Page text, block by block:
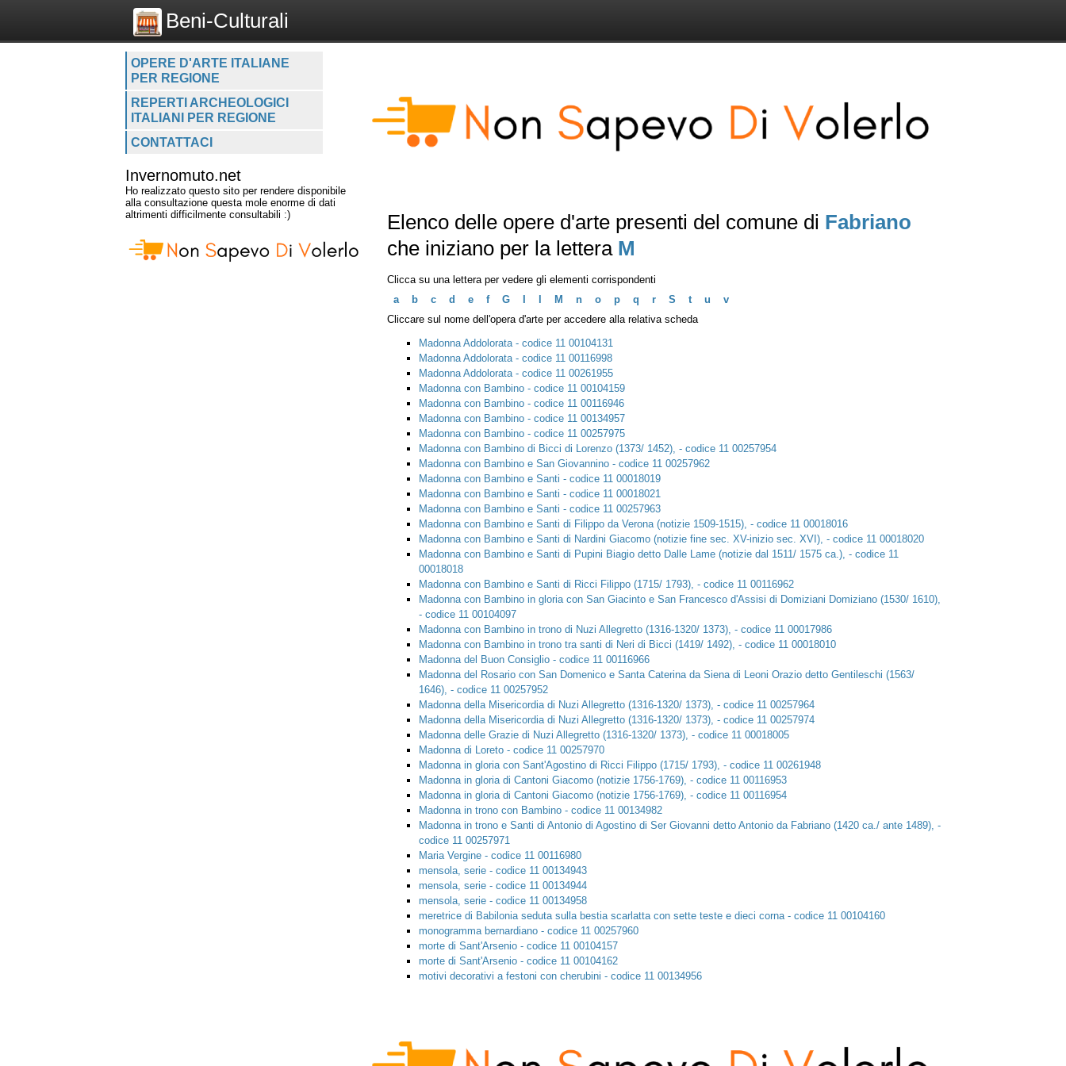
Beni-Culturali
OPERE D'ARTE ITALIANE
PER REGIONE
REPERTI ARCHEOLOGICI
ITALIANI PER REGIONE
CONTATTACI
Invernomuto.net
Ho realizzato questo sito per rendere disponibile
alla consultazione questa mole enorme di dati
altrimenti difficilmente consultabili :)
Elenco delle opere d'arte presenti del comune di Fabriano
che iniziano per la lettera M
Clicca su una lettera per vedere gli elementi corrispondenti
a
b c d e f G M n o p q r S t u
v
Cliccare sul nome dell'opera d'arte per accedere alla relativa scheda
Madonna Addolorata - codice 11 00104131
Madonna Addolorata - codice 11 00116998
Madonna Addolorata - codice 11 00261955
Madonna con Bambino - codice 11 00104159
Madonna con Bambino - codice 11 00116946
Madonna con Bambino - codice 11 00134957
Madonna con Bambino - codice 11 00257975
Madonna con Bambino di Bicci di Lorenzo (1373/ 1452), - codice 11 00257954
Madonna con Bambino e San Giovannino - codice 11 00257962
Madonna con Bambino e Santi - codice 11 00018019
Madonna con Bambino e Santi - codice 11 00018021
Madonna con Bambino e Santi - codice 11 00257963
Madonna con Bambino e Santi di Filippo da Verona (notizie 1509-1515), - codice 11 00018016
Madonna con Bambino e Santi di Nardini Giacomo (notizie fine sec. XV-inizio sec. XVI), - codice 11 00018020
Madonna con Bambino e Santi di Pupini Biagio detto Dalle Lame (notizie dal 1511/ 1575 ca.), - codice 11
00018018
Madonna con Bambino e Santi di Ricci Filippo (1715/ 1793), - codice 11 00116962
Madonna con Bambino in gloria con San Giacinto e San Francesco d'Assisi di Domiziani Domiziano (1530/ 1610),
- codice 11 00104097
Madonna con Bambino in trono di Nuzi Allegretto (1316-1320/ 1373), - codice 11 00017986
Madonna con Bambino in trono tra santi di Neri di Bicci (1419/ 1492), - codice 11 00018010
Madonna del Buon Consiglio - codice 11 00116966
Madonna del Rosario con San Domenico e Santa Caterina da Siena di Leoni Orazio detto Gentileschi (1563/
1646), - codice 11 00257952
Madonna della Misericordia di Nuzi Allegretto (1316-1320/ 1373), - codice 11 00257964
Madonna della Misericordia di Nuzi Allegretto (1316-1320/ 1373), - codice 11 00257974
Madonna delle Grazie di Nuzi Allegretto (1316-1320/ 1373), - codice 11 00018005
Madonna di Loreto - codice 11 00257970
Madonna in gloria con Sant'Agostino di Ricci Filippo (1715/ 1793), - codice 11 00261948
Madonna in gloria di Cantoni Giacomo (notizie 1756-1769), - codice 11 00116953
Madonna in gloria di Cantoni Giacomo (notizie 1756-1769), - codice 11 00116954
Madonna in trono con Bambino - codice 11 00134982
Madonna in trono e Santi di Antonio di Agostino di Ser Giovanni detto Antonio da Fabriano (1420 ca./ ante 1489), -
codice 11 00257971
Maria Vergine - codice 11 00116980
mensola, serie - codice 11 00134943
mensola, serie - codice 11 00134944
mensola, serie - codice 11 00134958
meretrice di Babilonia seduta sulla bestia scarlatta con sette teste e dieci corna - codice 11 00104160
monogramma bernardiano - codice 11 00257960
morte di Sant'Arsenio - codice 11 00104157
morte di Sant'Arsenio - codice 11 00104162
motivi decorativi a festoni con cherubini - codice 11 00134956